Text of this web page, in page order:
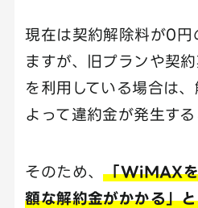
現在は契約解除料が0円
ますが、旧プランや契
を利用している場合は
よって違約金が発生する
そのため、「WiMAXを
額な解約金がかかる」